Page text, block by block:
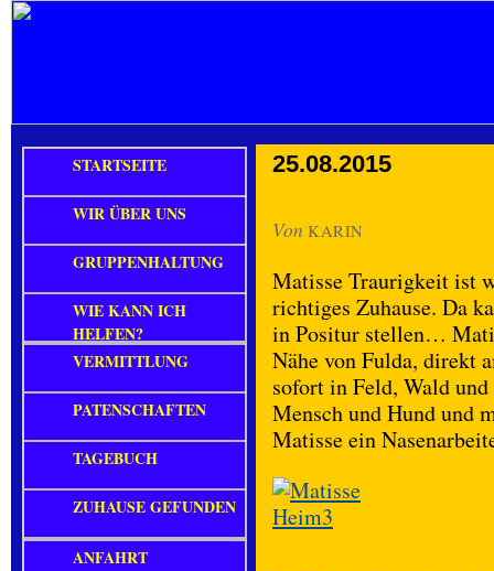
25.08.2015
Von KARIN
Matisse Traurigkeit ist
richtiges Zuhause. Da
in Positur stellen…
Nähe von Fulda, direkt
sofort in Feld, Wald
Mensch und Hund und
Matisse ein
STARTSEITE
WIR ÜBER UNS
GRUPPENHALTUNG
WIE KANN ICH
HELFEN?
VERMITTLUNG
PATENSCHAFTEN
TAGEBUCH
ZUHAUSE GEFUNDEN
ANFAHRT